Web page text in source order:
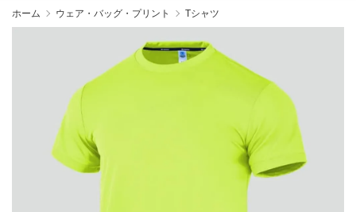
ホーム ウェア・バッグ・プリント Tシャツ